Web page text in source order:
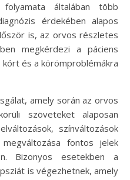
általában több
érdekében alapos
is, az orvos részletes
megkérdezi a páciens
és a körömproblémákra
amely során az orvos
szöveteket alaposan
színváltozások
fontos jelek
Bizonyos esetekben a
is végezhetnek, amely